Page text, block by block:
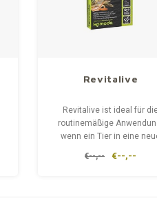
Revitalive
Revitalive ist ideal für
routinemäßige
wenn ein Tier in eine
bei der Einrichtung eines
€--,-- €--,--